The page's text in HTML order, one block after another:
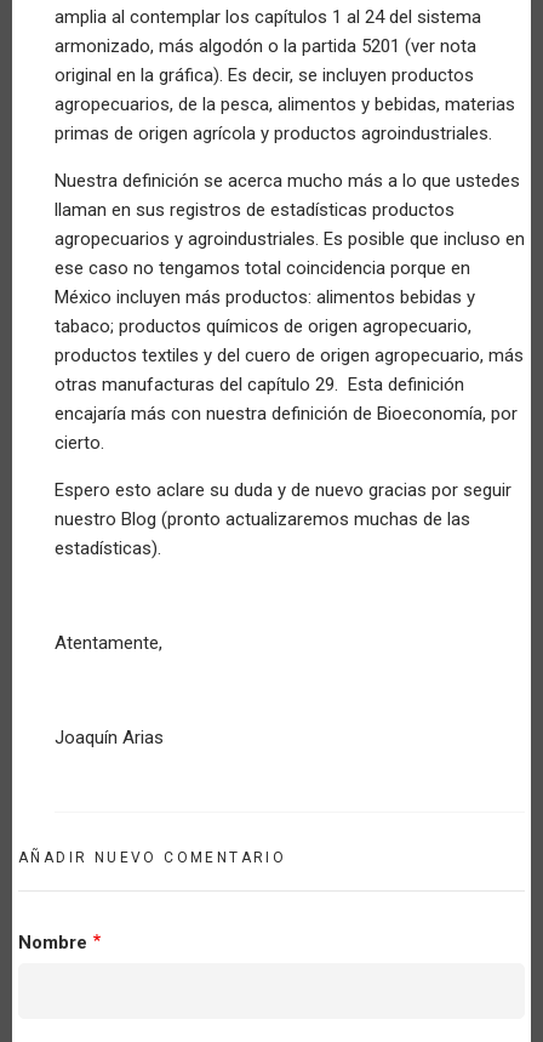
amplia al contemplar los capítulos 1 al 24 del sistema
armonizado, más algodón o la partida 5201 (ver nota
original en la gráfica). Es decir, se incluyen productos
agropecuarios, de la pesca, alimentos y bebidas, materias
primas de origen agrícola y productos agroindustriales.
Nuestra definición se acerca mucho más a lo que ustedes
llaman en sus registros de estadísticas productos
agropecuarios y agroindustriales. Es posible que incluso en
ese caso no tengamos total coincidencia porque en
México incluyen más productos: alimentos bebidas y
tabaco; productos químicos de origen agropecuario,
productos textiles y del cuero de origen agropecuario, más
otras manufacturas del capítulo 29. Esta definición
encajaría más con nuestra definición de Bioeconomía, por
cierto.
Espero esto aclare su duda y de nuevo gracias por seguir
nuestro Blog (pronto actualizaremos muchas de las
estadísticas).
Atentamente,
Joaquín Arias
AÑADIR NUEVO COMENTARIO
Nombre